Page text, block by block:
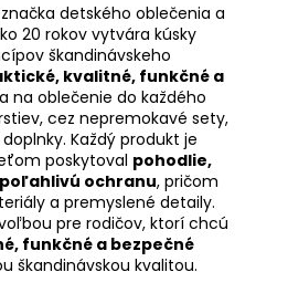
detského oblečenia a
20 rokov vytvára kúsky
škandinávskeho
kvalitné, funkčné a
na oblečenie do každého
cez nepremokavé sety,
Každý produkt je
poskytoval pohodlie,
ochranu, pričom
a premyslené detaily.
pre rodičov, ktorí chcú
funkčné a bezpečné
škandinávskou kvalitou.